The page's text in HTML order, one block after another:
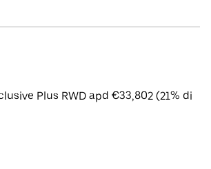
Plus RWD apd €33,802 (21% di